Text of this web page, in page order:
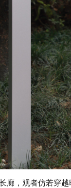
廊，观者仿若穿